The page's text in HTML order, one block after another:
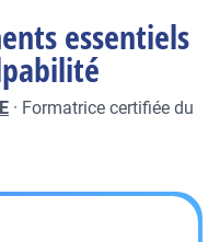
essentiels
· Formatrice certifiée du